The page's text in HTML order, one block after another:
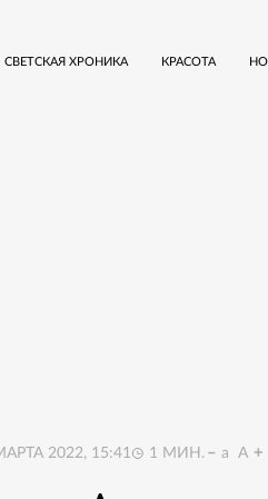
СВЕТСКАЯ ХРОНИКА КРАСОТА
2022, 15:41 1 МИН. a A